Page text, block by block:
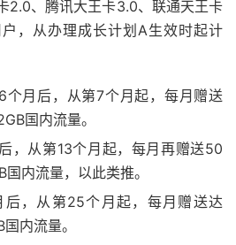
2.0、腾讯大王卡3.0、联通天王卡
，从办理成长计划A生效时起计
个月后，从第7个月起，每月赠送
国内流量。
，从第13个月起，每月再赠送50
内流量，以此类推。
，从第25个月起，每月赠送达
内流量。